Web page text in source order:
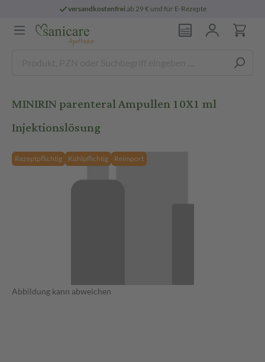
versandkostenfreiab 29 € und für E-Rezepte
MINIRIN parenteral Ampullen 10X1 ml
Injektionslösung
Rezeptpflichtig Kühlpflichtig Reimport
Abbildung kann abweichen